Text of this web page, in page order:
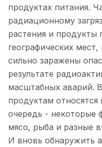
продуктах питания.
радиационному
растения и продукты
географических
сильно заражены
результате
масштабных аварий.
продуктам
очередь - некоторые
мясо, рыба и разные
И вновь обнаружить